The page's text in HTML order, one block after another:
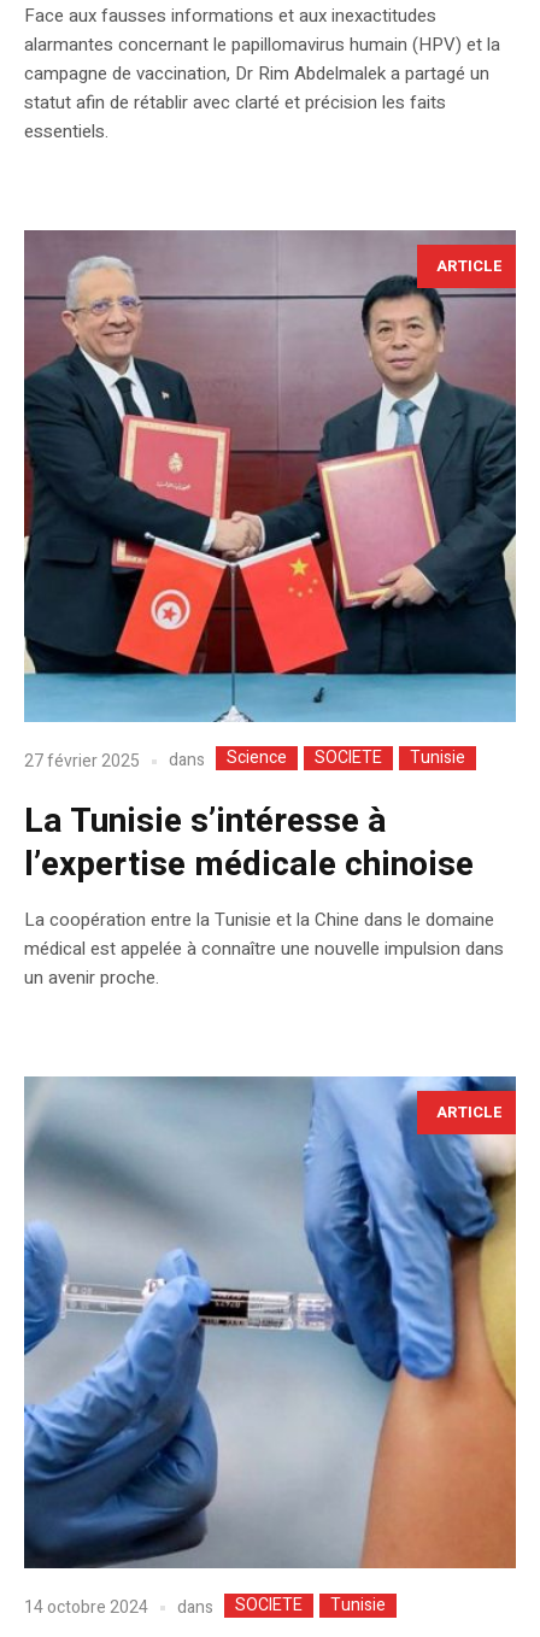
Face aux fausses informations et aux inexactitudes
alarmantes concernant le papillomavirus humain (HPV) et la
campagne de vaccination, Dr Rim Abdelmalek a partagé un
statut afin de rétablir avec clarté et précision les faits
essentiels.
ARTICLE
27 février 2025 dans Science SOCIETE Tunisie
La Tunisie s’intéresse à
l’expertise médicale chinoise
La coopération entre la Tunisie et la Chine dans le domaine
médical est appelée à connaître une nouvelle impulsion dans
un avenir proche.
ARTICLE
14 octobre 2024 dans SOCIETE Tunisie